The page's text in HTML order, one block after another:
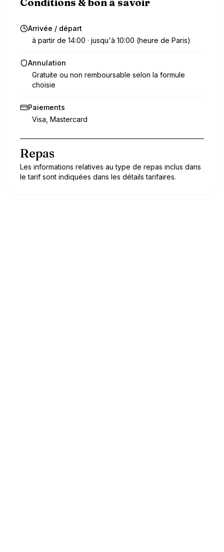
Arrivée / départ
à partir de 14:00 · jusqu'à 10:00 (heure de Paris)
Annulation
Gratuite ou non remboursable selon la formule
choisie
Paiements
Visa, Mastercard
Repas
Les informations relatives au type de repas inclus dans
le tarif sont indiquées dans les détails tarifaires.